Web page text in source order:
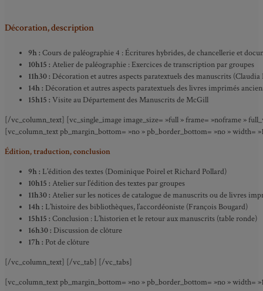
Décoration, description
9h : Cours de paléographie 4 : Écritures hybrides, de chancellerie et
10h15 : Atelier de paléographie : Exercices de transcription par groupes
11h30 : Décoration et autres aspects paratextuels des manuscrits (Claudia
14h : Décoration et autres aspects paratextuels des livres imprimés
15h15 : Visite au Département des Manuscrits de McGill
[/vc_column_text] [vc_single_image image_size= »full » frame= »noframe »
[vc_column_text pb_margin_bottom= »no » pb_border_bottom= »no » width=
Édition, traduction, conclusion
9h : L’édition des textes (Dominique Poirel et Richard Pollard)
10h15 : Atelier sur l’édition des textes par groupes
11h30 : Atelier sur les notices de catalogue de manuscrits ou de livres
14h : L’histoire des bibliothèques, l’accordéoniste (François Bougard)
15h15 : Conclusion : L’historien et le retour aux manuscrits (table ronde)
16h30 : Discussion de clôture
17h : Pot de clôture
[/vc_column_text] [/vc_tab] [/vc_tabs]
[vc_column_text pb_margin_bottom= »no » pb_border_bottom= »no » width=